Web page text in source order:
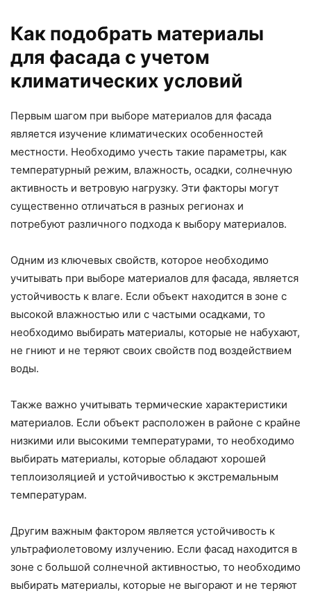
Как подобрать материалы
для фасада с учетом
климатических условий
Первым шагом при выборе материалов для фасада
является изучение климатических особенностей
местности. Необходимо учесть такие параметры, как
температурный режим, влажность, осадки, солнечную
активность и ветровую нагрузку. Эти факторы могут
существенно отличаться в разных регионах и
потребуют различного подхода к выбору материалов.
Одним из ключевых свойств, которое необходимо
учитывать при выборе материалов для фасада, является
устойчивость к влаге. Если объект находится в зоне с
высокой влажностью или с частыми осадками, то
необходимо выбирать материалы, которые не набухают,
не гниют и не теряют своих свойств под воздействием
воды.
Также важно учитывать термические характеристики
материалов. Если объект расположен в районе с крайне
низкими или высокими температурами, то необходимо
выбирать материалы, которые обладают хорошей
теплоизоляцией и устойчивостью к экстремальным
температурам.
Другим важным фактором является устойчивость к
ультрафиолетовому излучению. Если фасад находится в
зоне с большой солнечной активностью, то необходимо
выбирать материалы, которые не выгорают и не теряют